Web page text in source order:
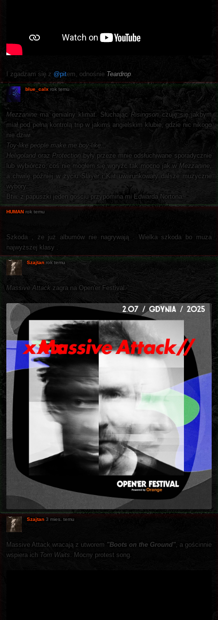
I zgadzam się z @pitem, odnośnie Teardrop
blue_calx rok temu
Mezzanine ma genialny klimat. Słuchając Risingson czuję się jakbym
miał pod pełną kontrolą trip w jakimś angielskim klubie, gdzie nic nikogo
nie dziwi.
Toy-like people make me boy-like...
Heligoland oraz Protection były przeze mnie odsłuchiwane sporadycznie
lub wybiórczo, coś nie mogłem się wgryźć tak mocno jak w Mezzanine
a chwilę później w życiu Slayer i Kat uwarunkowały dalsze muzyczne
wybory.
Btw. z papuszki jeden gościu przypomina mi Edwarda Nortona.
HUMAN rok temu
Szkoda , że już albumów nie nagrywają . Wielka szkoda bo muza
najwyższej klasy .
Szajtan rok temu
Massive Attack zagra na Open'er Festival.
Szajtan 3 mies. temu
Massive Attack wracają z utworem "Boots on the Ground" , a gościnnie
wspiera ich Tom Waits . Mocny protest song.